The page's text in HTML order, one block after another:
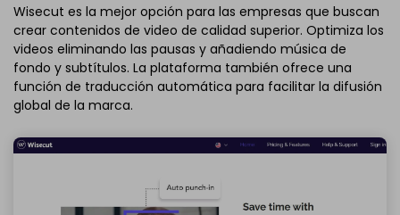
Wisecut es la mejor opción para las empresas que buscan
crear contenidos de video de calidad superior. Optimiza los
videos eliminando las pausas y añadiendo música de
fondo y subtítulos. La plataforma también ofrece una
función de traducción automática para facilitar la difusión
global de la marca.